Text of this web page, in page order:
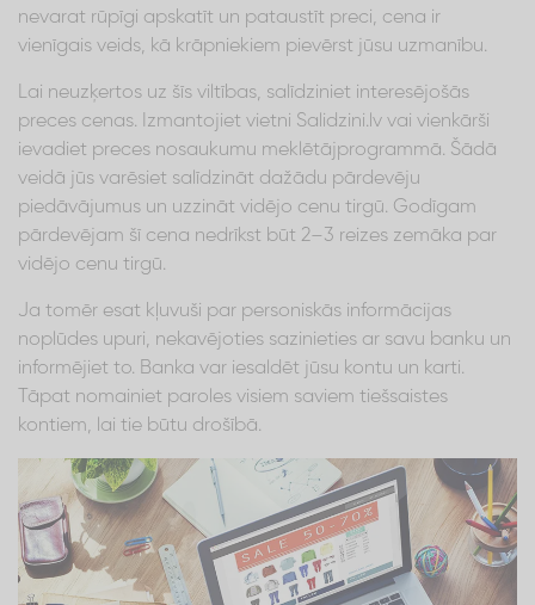
nevarat rūpīgi apskatīt un pataustīt preci, cena ir
vienīgais veids, kā krāpniekiem pievērst jūsu uzmanību.
Lai neuzķertos uz šīs viltības, salīdziniet interesējošās
preces cenas. Izmantojiet vietni Salidzini.lv vai vienkārši
ievadiet preces nosaukumu meklētājprogrammā. Šādā
veidā jūs varēsiet salīdzināt dažādu pārdevēju
piedāvājumus un uzzināt vidējo cenu tirgū. Godīgam
pārdevējam šī cena nedrīkst būt 2–3 reizes zemāka par
vidējo cenu tirgū.
Ja tomēr esat kļuvuši par personiskās informācijas
noplūdes upuri, nekavējoties sazinieties ar savu banku un
informējiet to. Banka var iesaldēt jūsu kontu un karti.
Tāpat nomainiet paroles visiem saviem tiešsaistes
kontiem, lai tie būtu drošībā.